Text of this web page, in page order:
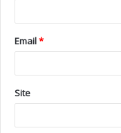
Email*
Site